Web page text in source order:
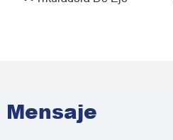
Mensaje